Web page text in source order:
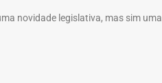
novidade legislativa, mas sim uma